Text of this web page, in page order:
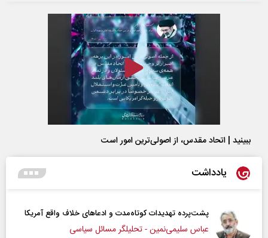
ببینید | اتحاد مقدس، از اصولی‌ترین امور است
یادداشت
پشت‌پرده تهدیدات کوتاه‏‌مدت و ادعا‌های خلاف واقع آمریکا
عباس سلیمی‌نمین - تحلیلگر مسائل سیاسی